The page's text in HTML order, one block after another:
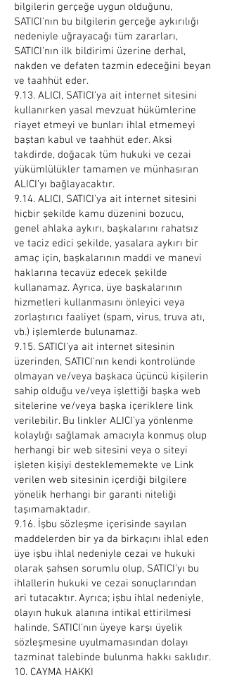
bilgilerin gerçeğe uygun olduğunu,
SATICI’nın bu bilgilerin gerçeğe aykırılığı
nedeniyle uğrayacağı tüm zararları,
SATICI’nın ilk bildirimi üzerine derhal,
nakden ve defaten tazmin edeceğini beyan
ve taahhüt eder.
9.13. ALICI, SATICI’ya ait internet sitesini
kullanırken yasal mevzuat hükümlerine
riayet etmeyi ve bunları ihlal etmemeyi
baştan kabul ve taahhüt eder. Aksi
takdirde, doğacak tüm hukuki ve cezai
yükümlülükler tamamen ve münhasıran
ALICI’yı bağlayacaktır.
9.14. ALICI, SATICI’ya ait internet sitesini
hiçbir şekilde kamu düzenini bozucu,
genel ahlaka aykırı, başkalarını rahatsız
ve taciz edici şekilde, yasalara aykırı bir
amaç için, başkalarının maddi ve manevi
haklarına tecavüz edecek şekilde
kullanamaz. Ayrıca, üye başkalarının
hizmetleri kullanmasını önleyici veya
zorlaştırıcı faaliyet (spam, virus, truva atı,
vb.) işlemlerde bulunamaz.
9.15. SATICI’ya ait internet sitesinin
üzerinden, SATICI’nın kendi kontrolünde
olmayan ve/veya başkaca üçüncü kişilerin
sahip olduğu ve/veya işlettiği başka web
sitelerine ve/veya başka içeriklere link
verilebilir. Bu linkler ALICI’ya yönlenme
kolaylığı sağlamak amacıyla konmuş olup
herhangi bir web sitesini veya o siteyi
işleten kişiyi desteklememekte ve Link
verilen web sitesinin içerdiği bilgilere
yönelik herhangi bir garanti niteliği
taşımamaktadır.
9.16. İşbu sözleşme içerisinde sayılan
maddelerden bir ya da birkaçını ihlal eden
üye işbu ihlal nedeniyle cezai ve hukuki
olarak şahsen sorumlu olup, SATICI’yı bu
ihlallerin hukuki ve cezai sonuçlarından
ari tutacaktır. Ayrıca; işbu ihlal nedeniyle,
olayın hukuk alanına intikal ettirilmesi
halinde, SATICI’nın üyeye karşı üyelik
sözleşmesine uyulmamasından dolayı
tazminat talebinde bulunma hakkı saklıdır.
10. CAYMA HAKKI